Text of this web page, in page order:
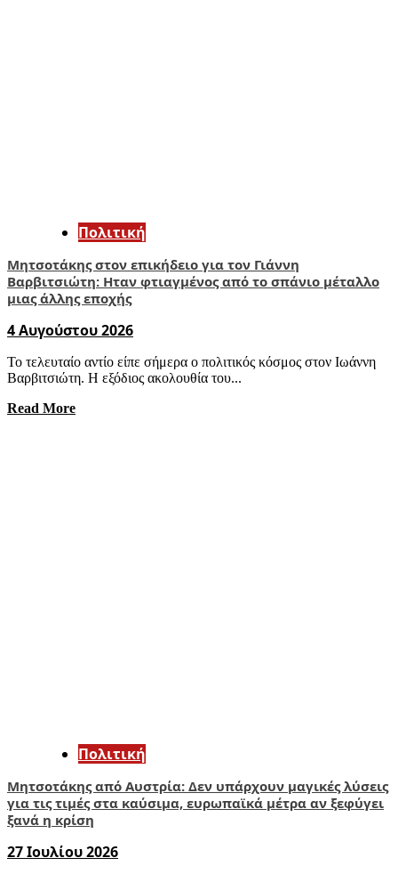
Πολιτική
Μητσοτάκης στον επικήδειο για τον Γιάννη
Βαρβιτσιώτη: Ηταν φτιαγμένος από το σπάνιο μέταλλο
μιας άλλης εποχής
4 Αυγούστου 2026
Το τελευταίο αντίο είπε σήμερα ο πολιτικός κόσμος στον Ιωάννη
Βαρβιτσιώτη. Η εξόδιος ακολουθία του...
Read More
Πολιτική
Μητσοτάκης από Αυστρία: Δεν υπάρχουν μαγικές λύσεις
για τις τιμές στα καύσιμα, ευρωπαϊκά μέτρα αν ξεφύγει
ξανά η κρίση
27 Ιουλίου 2026